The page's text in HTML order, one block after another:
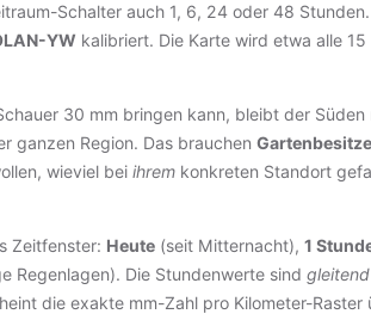
Schalter auch 1, 6, 24 oder 48
YW kalibriert. Die Karte wird etwa alle
30 mm bringen kann, bleibt der
ganzen Region. Das brauchen
wieviel bei ihrem konkreten Standort
Zeitfenster: Heute (seit Mitternacht), 1
Regenlagen). Die Stundenwerte sind gleitend
die exakte mm-Zahl pro Kilometer-Raster